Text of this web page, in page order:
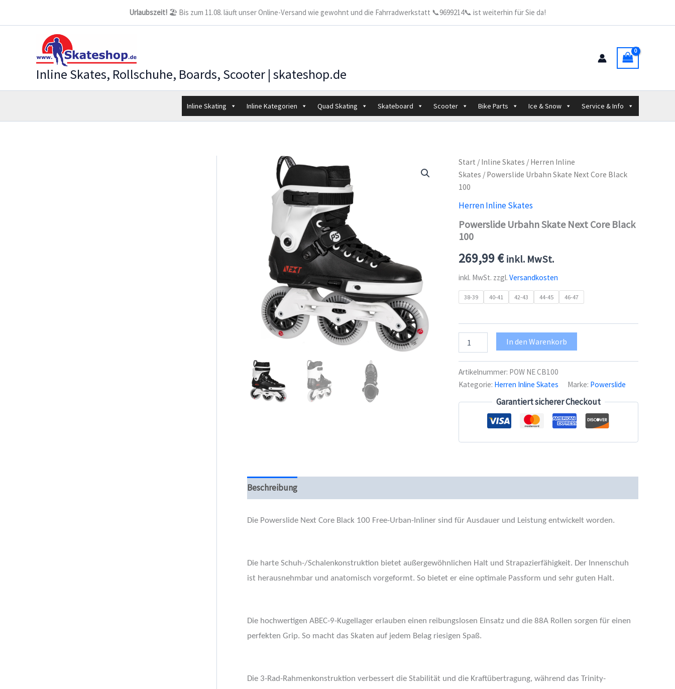
Urlaubszeit! 🏖️ Bis zum 11.08. läuft unser Online-Versand wie gewohnt und die Fahrradwerkstatt 📞9699214📞 ist weiterhin für Sie da!
Inline Skates, Rollschuhe, Boards, Scooter | skateshop.de
Inline Skating Inline Kategorien Quad Skating Skateboard Scooter Bike Parts Ice & Snow Service & Info
Start / Inline Skates / Herren Inline
Skates / Powerslide Urbahn Skate Next Core Black
100
Herren Inline Skates
Powerslide Urbahn Skate Next Core Black
100
269,99€ inkl. MwSt.
inkl. MwSt. zzgl. Versandkosten
38-39 40-41 42-43 44-45 46-47
Urbahn
Next
Core
Black
In den Warenkorb
Artikelnummer: POW NE CB100
Kategorie: Herren Inline Skates Marke: Powerslide
Garantiert sicherer Checkout
Beschreibung
Die Powerslide Next Core Black 100 Free-Urban-Inliner sind für Ausdauer und Leistung entwickelt worden.
Die harte Schuh-/Schalenkonstruktion bietet außergewöhnlichen Halt und Strapazierfähigkeit. Der Innenschuh
ist herausnehmbar und anatomisch vorgeformt. So bietet er eine optimale Passform und sehr guten Halt.
Die hochwertigen ABEC-9-Kugellager erlauben einen reibungslosen Einsatz und die 88A Rollen sorgen für einen
perfekten Grip. So macht das Skaten auf jedem Belag riesigen Spaß.
Die 3-Rad-Rahmenkonstruktion verbessert die Stabilität und die Kraftübertragung, während das Trinity-